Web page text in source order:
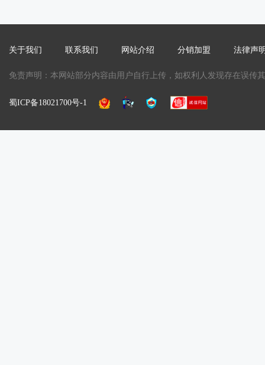
关于我们 联系我们 网站介绍 分销加盟 法律声
免责声明：本网站部分内容由用户自行上传，如权利人发现存在误
蜀ICP备18021700号-1